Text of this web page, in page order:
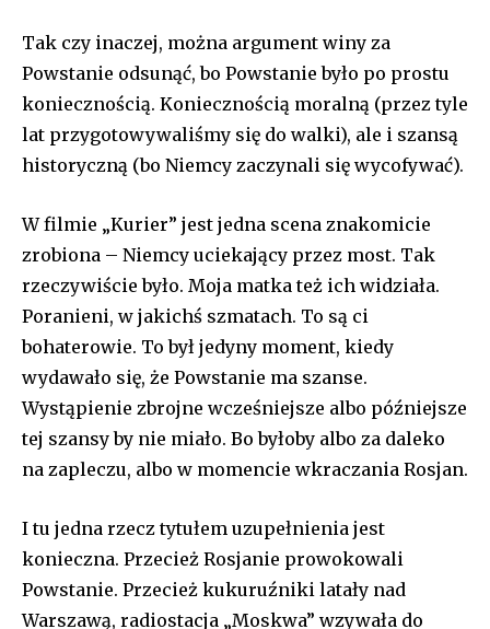
Tak czy inaczej, można argument winy za
Powstanie odsunąć, bo Powstanie było po prostu
koniecznością. Koniecznością moralną (przez tyle
lat przygotowywaliśmy się do walki), ale i szansą
historyczną (bo Niemcy zaczynali się wycofywać).
W filmie „Kurier” jest jedna scena znakomicie
zrobiona – Niemcy uciekający przez most. Tak
rzeczywiście było. Moja matka też ich widziała.
Poranieni, w jakichś szmatach. To są ci
bohaterowie. To był jedyny moment, kiedy
wydawało się, że Powstanie ma szanse.
Wystąpienie zbrojne wcześniejsze albo późniejsze
tej szansy by nie miało. Bo byłoby albo za daleko
na zapleczu, albo w momencie wkraczania Rosjan.
I tu jedna rzecz tytułem uzupełnienia jest
konieczna. Przecież Rosjanie prowokowali
Powstanie. Przecież kukuruźniki latały nad
Warszawą, radiostacja „Moskwa” wzywała do